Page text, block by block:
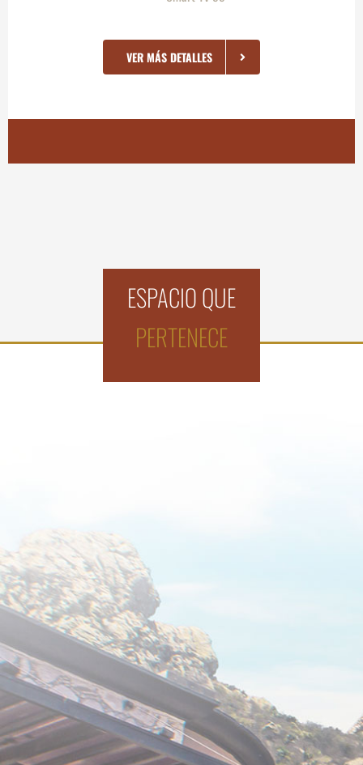
VER MÁS DETALLES
ESPACIO QUE
PERTENECE